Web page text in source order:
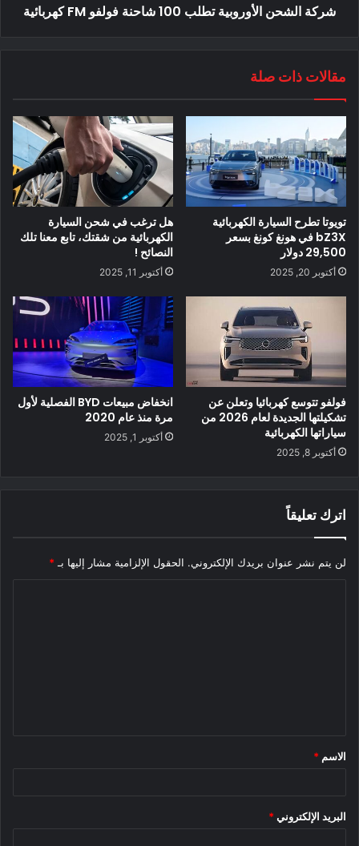
محتوى مدفوع
EV السيارات الكهربائية
جاست أى في سيارة كهربائية
طائرة كهربائية
شركة الشحن الأوروبية تطلب 100 شاحنة فولفو FM كهربائية
مقالات ذات صلة
تويوتا تطرح السيارة الكهربائية
bZ3X في هونغ كونغ بسعر
29,500 دولار
أكتوبر 20, 2025
هل ترغب في شحن السيارة
الكهربائية من شقتك، تابع معنا تلك
النصائح !
أكتوبر 11, 2025
فولفو تتوسع كهربائيا وتعلن عن
تشكيلتها الجديدة لعام 2026 من
سياراتها الكهربائية
أكتوبر 8, 2025
انخفاض مبيعات BYD الفصلية لأول
مرة منذ عام 2020
أكتوبر 1, 2025
اترك تعليقاً
لن يتم نشر عنوان بريدك الإلكتروني. الحقول الإلزامية مشار إليها بـ *
*
الاسم *
البريد الإلكتروني *